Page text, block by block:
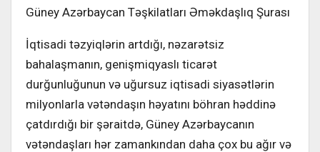
Güney Azərbaycan Təşkilatları Əməkdaşlıq Şurası
İqtisadi təzyiqlərin artdığı, nəzarətsiz
bahalaşmanın, genişmiqyaslı ticarət
durğunluğunun və uğursuz iqtisadi siyasətlərin
milyonlarla vətəndaşın həyatını böhran həddinə
çatdırdığı bir şəraitdə, Güney Azərbaycanın
vətəndaşları hər zamankından daha çox bu ağır və